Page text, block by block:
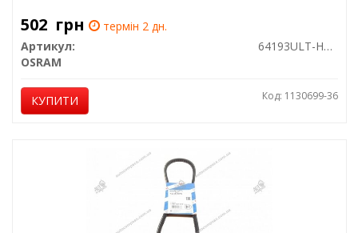
502 грн
термін 2 дн.
Артикул:
64193ULT-HCB
OSRAM
КУПИТИ Код: 1130699-36